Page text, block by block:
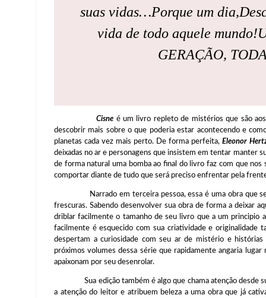
suas vidas…Porque um dia,
vida de todo aquele mundo!
GERAÇÃO,
Cisne é um livro repleto de mistérios que são
descobrir mais sobre o que poderia estar acontecendo e
planetas cada vez mais perto. De forma perfeita, Eleonor
deixadas no ar e personagens que insistem em tentar manter
de forma natural uma bomba ao final do livro faz com que
comportar diante de tudo que será preciso enfrentar pela
Narrado em terceira pessoa, essa é uma obra que se
frescuras. Sabendo desenvolver sua obra de forma a deixar
driblar facilmente o tamanho de seu livro que a um principio
facilmente é esquecido com sua criatividade e originalidade
despertam a curiosidade com seu ar de mistério e
próximos volumes dessa série que rapidamente angaria
apaixonam por seu desenrolar.
Sua edição também é algo que chama atenção desde sua
a atenção do leitor e atribuem beleza a uma obra que já